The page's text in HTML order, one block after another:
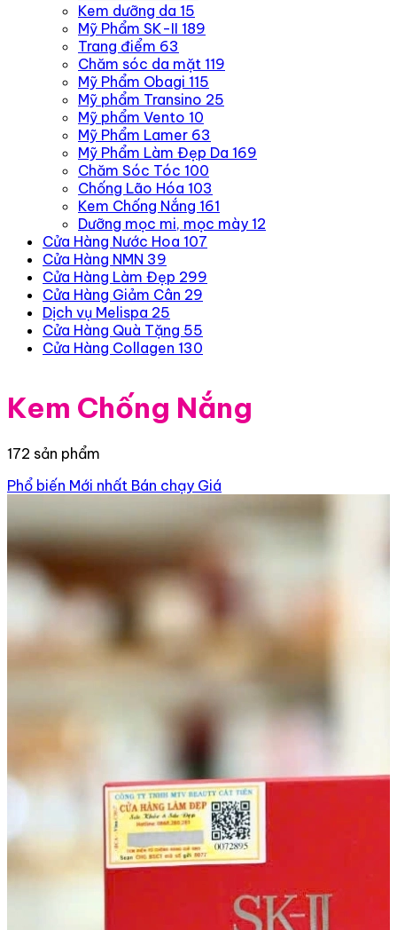
Kem dưỡng da 15
Mỹ Phẩm SK-II 189
Trang điểm 63
Chăm sóc da mặt 119
Mỹ Phẩm Obagi 115
Mỹ phẩm Transino 25
Mỹ phẩm Vento 10
Mỹ Phẩm Lamer 63
Mỹ Phẩm Làm Đẹp Da 169
Chăm Sóc Tóc 100
Chống Lão Hóa 103
Kem Chống Nắng 161
Dưỡng mọc mi, mọc mày 12
Cửa Hàng Nước Hoa 107
Cửa Hàng NMN 39
Cửa Hàng Làm Đẹp 299
Cửa Hàng Giảm Cân 29
Dịch vụ Melispa 25
Cửa Hàng Quà Tặng 55
Cửa Hàng Collagen 130
Kem Chống Nắng
172 sản phẩm
Phổ biến Mới nhất Bán chạy Giá